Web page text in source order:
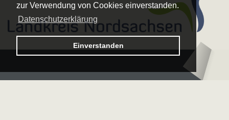
zur Verwendung von Cookies einverstanden.
Datenschutzerklärung
Einverstanden
Logo – Sächsische Bläserphilharmonie
Logo – Deutsche